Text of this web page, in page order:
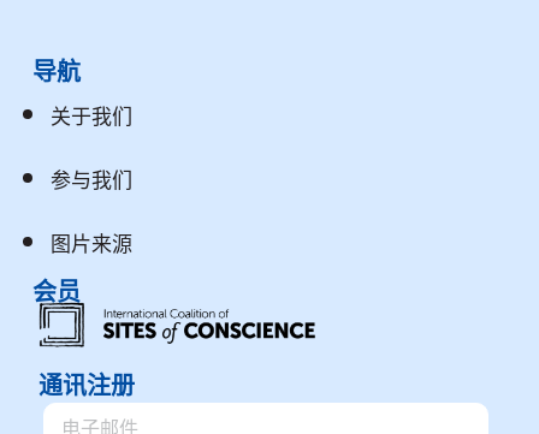
导航
关于我们
参与我们
图片来源
会员
通讯注册